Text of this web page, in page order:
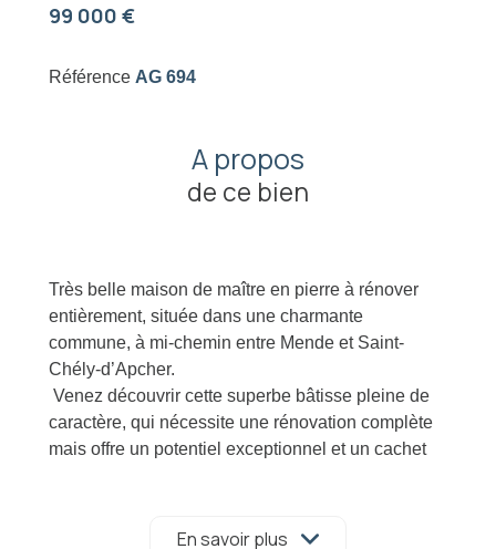
99 000 €
Référence AG 694
A propos
de ce bien
Très belle maison de maître en pierre à rénover
entièrement, située dans une charmante
commune, à mi-chemin entre Mende et Saint-
Chély-d’Apcher.
Venez découvrir cette superbe bâtisse pleine de
caractère, qui nécessite une rénovation complète
mais offre un potentiel exceptionnel et un cachet
élevée sur trois niveaux dispose également de
En savoir plus